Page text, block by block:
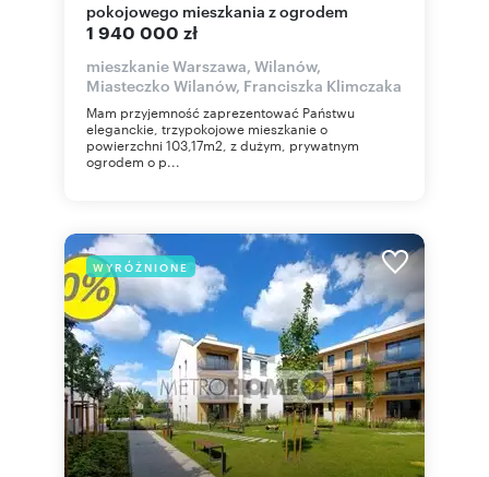
pokojowego mieszkania z ogrodem
1 940 000 zł
mieszkanie Warszawa, Wilanów,
Miasteczko Wilanów, Franciszka Klimczaka
Mam przyjemność zaprezentować Państwu
eleganckie, trzypokojowe mieszkanie o
powierzchni 103,17m2, z dużym, prywatnym
ogrodem o p...
WYRÓŻNIONE